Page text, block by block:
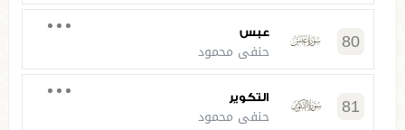
80 عبس
حنفي محمود
81 التكوير
حنفي محمود